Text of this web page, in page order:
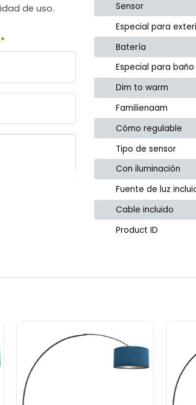
de uso.
Sensor
Especial para
Batería
Especial para baño
Dim to warm
Familienaam
Cómo regulable
Tipo de sensor
Con iluminación
Fuente de luz
Cable incluido
Product ID